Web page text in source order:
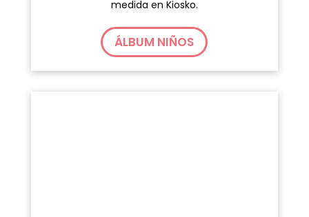
medida en Kiosko.
ÁLBUM NIÑOS